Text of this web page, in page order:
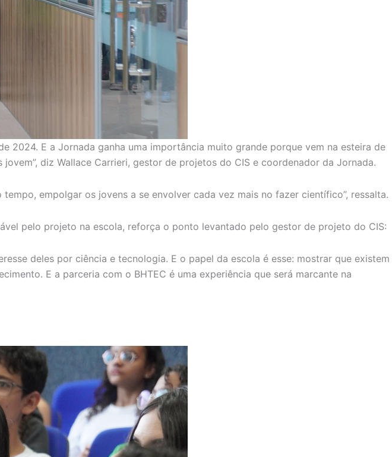
E a Jornada ganha uma importância muito grande porque vem na esteira de
diz Wallace Carrieri, gestor de projetos do CIS e coordenador da Jornada.
empolgar os jovens a se envolver cada vez mais no fazer científico”, ressalta.
pelo projeto na escola, reforça o ponto levantado pelo gestor de projeto do CIS:
deles por ciência e tecnologia. E o papel da escola é esse: mostrar que existem
E a parceria com o BHTEC é uma experiência que será marcante na